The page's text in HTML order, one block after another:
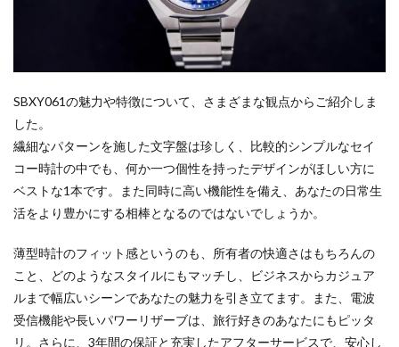
SBXY061の魅力や特徴について、さまざまな観点からご紹介しま
した。
繊細なパターンを施した文字盤は珍しく、比較的シンプルなセイ
コー時計の中でも、何か一つ個性を持ったデザインがほしい方に
ベストな1本です。また同時に高い機能性を備え、あなたの日常生
活をより豊かにする相棒となるのではないでしょうか。
薄型時計のフィット感というのも、所有者の快適さはもちろんの
こと、どのようなスタイルにもマッチし、ビジネスからカジュア
ルまで幅広いシーンであなたの魅力を引き立てます。また、電波
受信機能や長いパワーリザーブは、旅行好きのあなたにもピッタ
リ。さらに、3年間の保証と充実したアフターサービスで、安心し